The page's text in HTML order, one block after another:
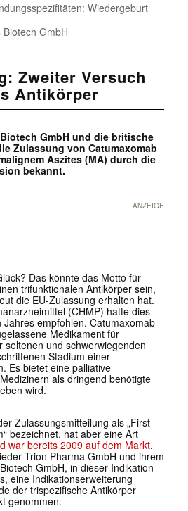
Wiedergeburt
GmbH
Zweiter Versuch
Antikörper
GmbH und die britische
Zulassung von Catumaxomab
Aszites (MA) durch die
bekannt.
ANZEIGE
Das könnte das Motto für
trifunktionalen Antikörper sein,
die EU-Zulassung erhalten hat.
(CHMP) hatte dies
empfohlen. Catumaxomab
Medikament für
seltenen und schwerwiegenden
Stadium einer
Es bietet eine palliative
als dringend benötigte
wird.
Zulassungsmitteilung als „First-
bezeichnet, hat aber eine Art
war bereits 2009 auf dem Markt.
Trion Pharma GmbH und ihrem
GmbH, in dieser Indikation
eine Indikationserweiterung
der trispezifische Antikörper
genommen.